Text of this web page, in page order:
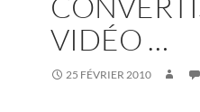
VIDÉO …
25 FÉVRIER 2010